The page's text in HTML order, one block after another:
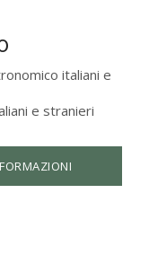
italiani e
e stranieri